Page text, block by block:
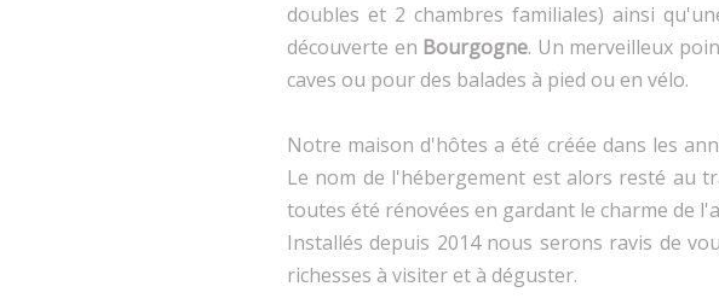
doubles et 2 chambres familiales) ainsi
découverte en Bourgogne. Un merveilleux
caves ou pour des balades à pied ou en vélo.
Notre maison d'hôtes a été créée dans les
Le nom de l'hébergement est alors resté au
toutes été rénovées en gardant le charme de
Installés depuis 2014 nous serons ravis de
richesses à visiter et à déguster.